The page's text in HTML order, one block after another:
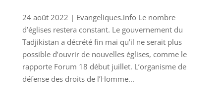
24 août 2022 | Evangeliques.info Le nombre
d’églises restera constant. Le gouvernement du
Tadjikistan a décrété fin mai qu’il ne serait plus
possible d’ouvrir de nouvelles églises, comme le
rapporte Forum 18 début juillet. L’organisme de
défense des droits de l’Homme...